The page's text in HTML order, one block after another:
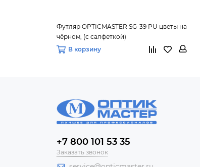
Футляр OPTICMASTER SG-39 PU цветы на
чёрном, (с салфеткой)
В корзину
+7 800 101 53 35
Заказать звонок